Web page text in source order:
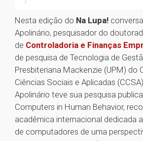
Nesta edição do Na Lupa!
Apolinário, pesquisador do
de Controladoria e Finanças
de pesquisa de Tecnologia de
Presbiteriana Mackenzie (UPM) do
Ciências Sociais e Aplicadas
Apolinário teve sua pesquisa
Computers in Human Behavior,
acadêmica internacional dedicada
de computadores de uma